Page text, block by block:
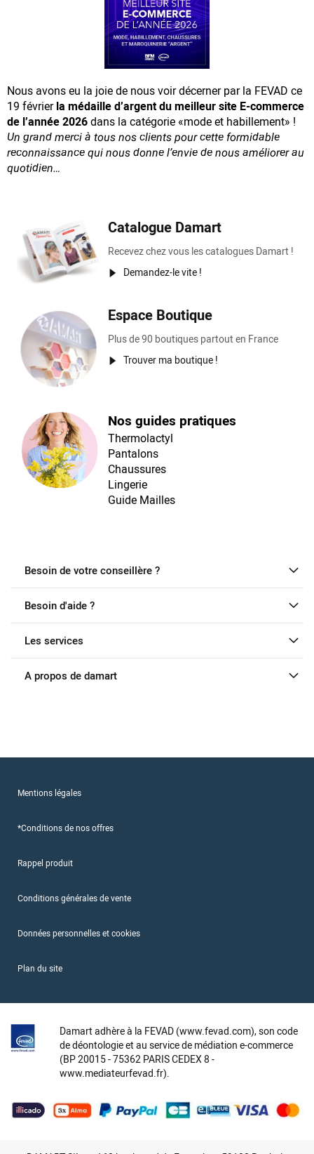
Nous avons eu la joie de nous voir décerner par la FEVAD ce
19 févrierla médaille d’argent du meilleur site E-commerce
de l’année 2026dans la catégorie «mode et habillement» !
Un grand merci à tous nos clients pour cette formidable
reconnaissancequi nous donne l’envie de nous améliorer au
quotidien…
Catalogue Damart
Recevez chez vous les catalogues Damart !
Demandez-le vite !
Espace Boutique
Plus de 90 boutiques partout en France
Trouver ma boutique !
Nos guides pratiques
Thermolactyl
Pantalons
Chaussures
Lingerie
Guide Mailles
Besoin de votre conseillère ?
Besoin d'aide ?
Les services
A propos de damart
Mentions légales
*Conditions de nos offres
Rappel produit
Conditions générales de vente
Données personnelles et cookies
Plan du site
Damart adhère à la FEVAD (www.fevad.com), son code
de déontologie et au service de médiation e-commerce
(BP 20015 - 75362 PARIS CEDEX 8 -
www.mediateurfevad.fr).